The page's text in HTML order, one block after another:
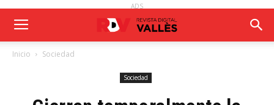
ADS
Inicio Sociedad
Sociedad